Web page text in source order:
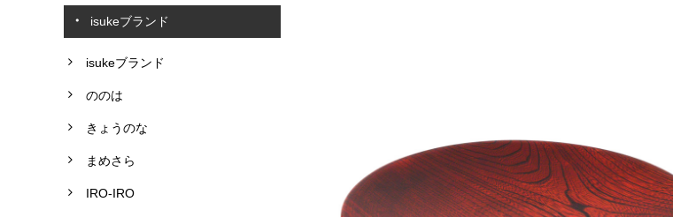
isukeブランド
isukeブランド
ののは
きょうのな
まめさら
IRO-IRO